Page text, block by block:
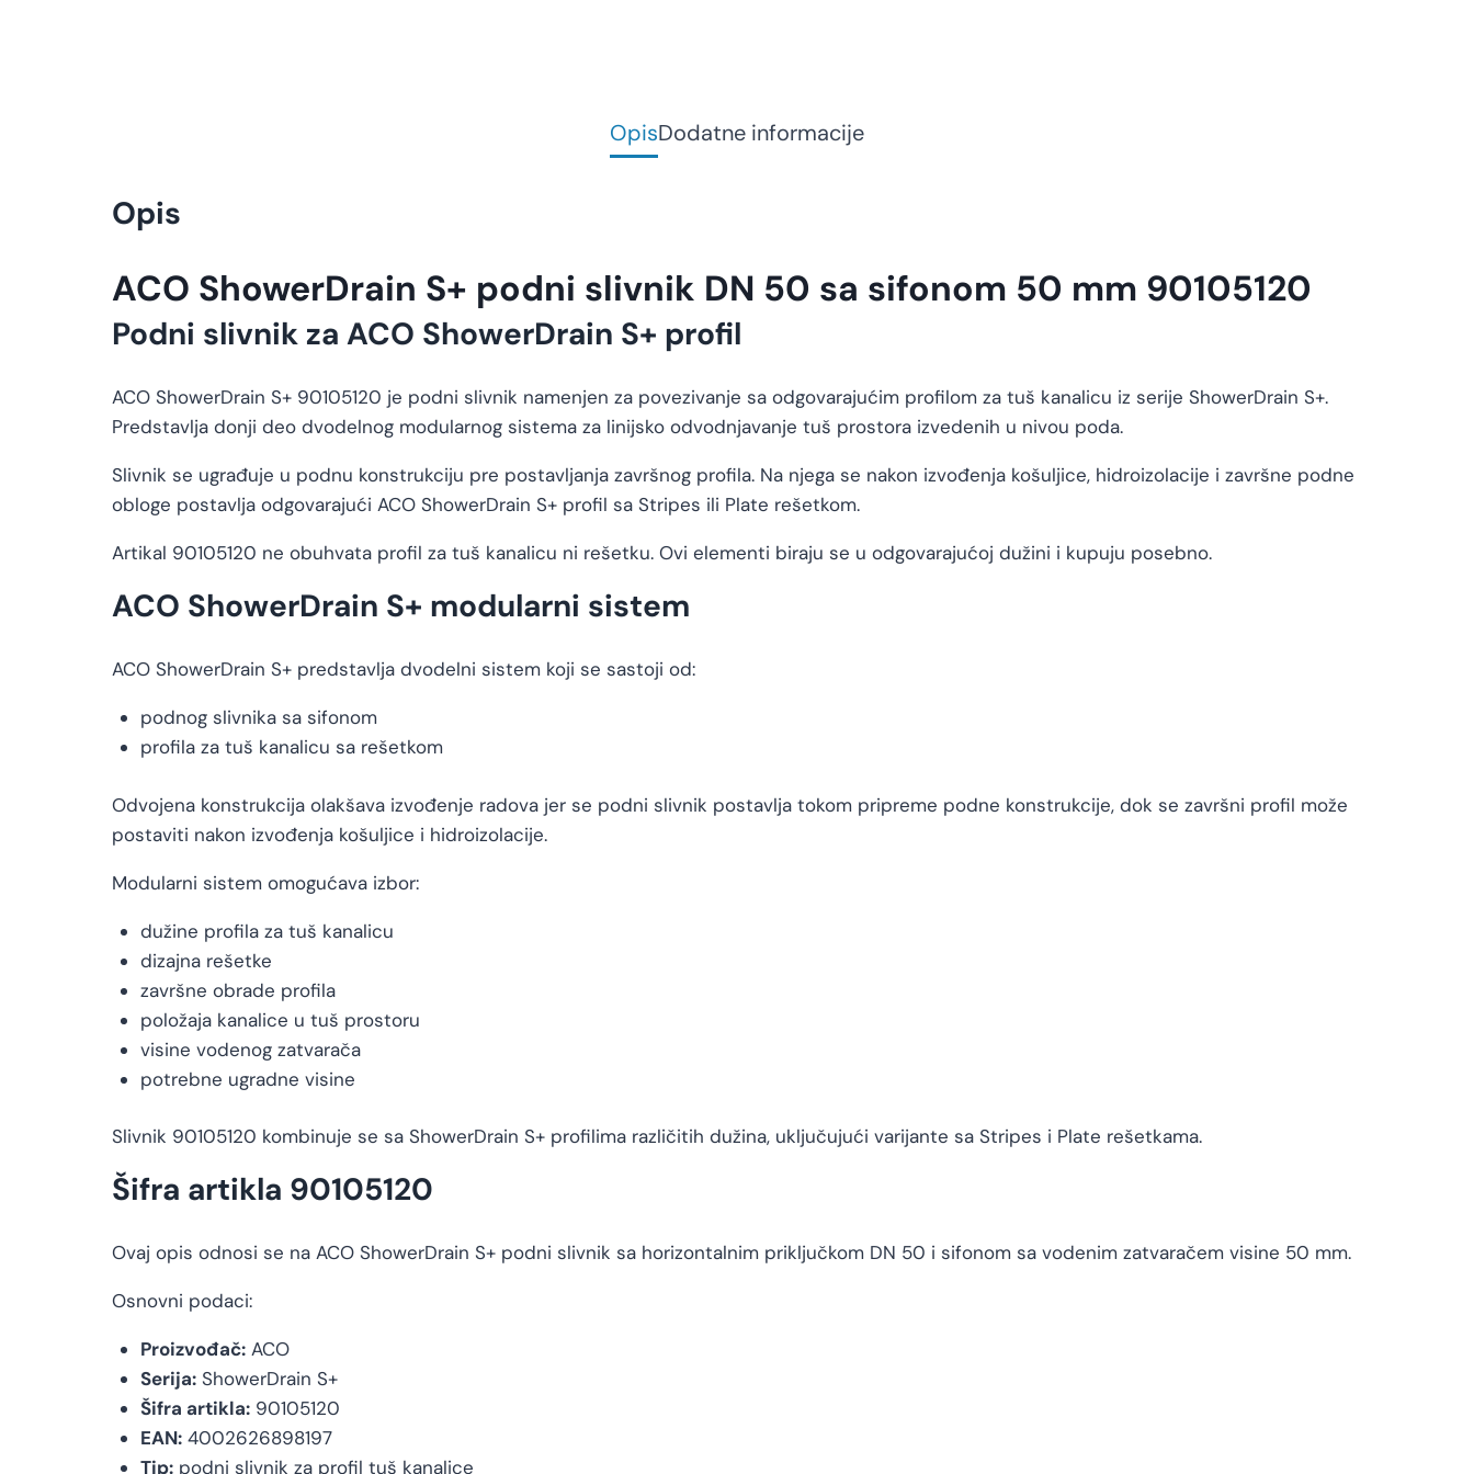
OpisDodatne informacije
Opis
ACO ShowerDrain S+ podni slivnik DN 50 sa sifonom 50 mm 90105120
Podni slivnik za ACO ShowerDrain S+ profil
ACO ShowerDrain S+ 90105120 je podni slivnik namenjen za povezivanje sa odgovarajućim profilom za tuš kanalicu iz serije ShowerDrain S+.
Predstavlja donji deo dvodelnog modularnog sistema za linijsko odvodnjavanje tuš prostora izvedenih u nivou poda.
Slivnik se ugrađuje u podnu konstrukciju pre postavljanja završnog profila. Na njega se nakon izvođenja košuljice, hidroizolacije i završne podne
obloge postavlja odgovarajući ACO ShowerDrain S+ profil sa Stripes ili Plate rešetkom.
Artikal 90105120 ne obuhvata profil za tuš kanalicu ni rešetku. Ovi elementi biraju se u odgovarajućoj dužini i kupuju posebno.
ACO ShowerDrain S+ modularni sistem
ACO ShowerDrain S+ predstavlja dvodelni sistem koji se sastoji od:
podnog slivnika sa sifonom
profila za tuš kanalicu sa rešetkom
Odvojena konstrukcija olakšava izvođenje radova jer se podni slivnik postavlja tokom pripreme podne konstrukcije, dok se završni profil može
postaviti nakon izvođenja košuljice i hidroizolacije.
Modularni sistem omogućava izbor:
dužine profila za tuš kanalicu
dizajna rešetke
završne obrade profila
položaja kanalice u tuš prostoru
visine vodenog zatvarača
potrebne ugradne visine
Slivnik 90105120 kombinuje se sa ShowerDrain S+ profilima različitih dužina, uključujući varijante sa Stripes i Plate rešetkama.
Šifra artikla 90105120
Ovaj opis odnosi se na ACO ShowerDrain S+ podni slivnik sa horizontalnim priključkom DN 50 i sifonom sa vodenim zatvaračem visine 50 mm.
Osnovni podaci:
Proizvođač:ACO
Serija:ShowerDrain S+
Šifra artikla:90105120
EAN:4002626898197
Tip:podni slivnik za profil tuš kanalice